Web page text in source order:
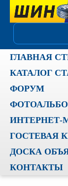
ГЛАВНАЯ
КАТАЛОГ
ФОРУМ
ИНТЕРНЕТ-
ГОСТЕВАЯ
ДОСКА
КОНТАКТЫ